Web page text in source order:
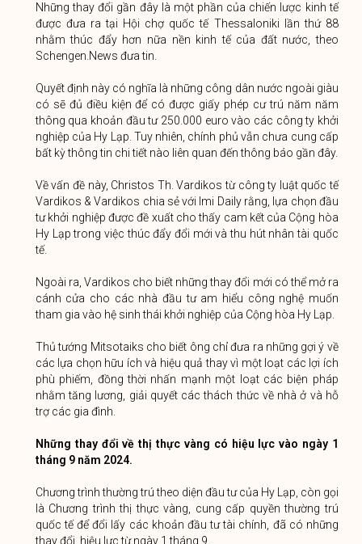
Những thay đổi gần đây là một phần của chiến lược kinh tế
được đưa ra tại Hội chợ quốc tế Thessaloniki lần thứ 88
nhằm thúc đẩy hơn nữa nền kinh tế của đất nước, theo
Schengen.News đưa tin.
Quyết định này có nghĩa là những công dân nước ngoài giàu
có sẽ đủ điều kiện để có được giấy phép cư trú năm năm
thông qua khoản đầu tư 250.000 euro vào các công ty khởi
nghiệp của Hy Lạp. Tuy nhiên, chính phủ vẫn chưa cung cấp
bất kỳ thông tin chi tiết nào liên quan đến thông báo gần đây.
Về vấn đề này, Christos Th. Vardikos từ công ty luật quốc tế
Vardikos & Vardikos chia sẻ với Imi Daily rằng, lựa chọn đầu
tư khởi nghiệp được đề xuất cho thấy cam kết của Cộng hòa
Hy Lạp trong việc thúc đẩy đổi mới và thu hút nhân tài quốc
tế.
Ngoài ra, Vardikos cho biết những thay đổi mới có thể mở ra
cánh cửa cho các nhà đầu tư am hiểu công nghệ muốn
tham gia vào hệ sinh thái khởi nghiệp của Cộng hòa Hy Lạp.
Thủ tướng Mitsotaiks cho biết ông chỉ đưa ra những gợi ý về
các lựa chọn hữu ích và hiệu quả thay vì một loạt các lợi ích
phù phiếm, đồng thời nhấn mạnh một loạt các biện pháp
nhằm tăng lương, giải quyết các thách thức về nhà ở và hỗ
trợ các gia đình.
Những thay đổi về thị thực vàng có hiệu lực vào ngày 1
tháng 9 năm 2024.
Chương trình thường trú theo diện đầu tư của Hy Lạp, còn gọi
là Chương trình thị thực vàng, cung cấp quyền thường trú
quốc tế để đổi lấy các khoản đầu tư tài chính, đã có những
thay đổi, hiệu lực từ ngày 1 tháng 9.